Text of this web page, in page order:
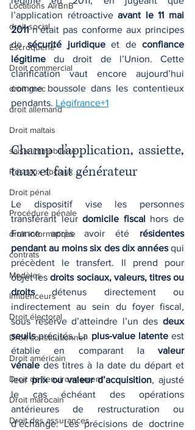
Locations AirBnB
droit social
Escroquerie
Droit commercial
droit grec
droit allemand
Droit maltais
saisie immobilière
Réseaux sociaux
Droit pénal
Procédure pénale
droit informatique
contrats
Modèles
Influenceurs
Droit électoral
Droit constitutionnel
Droit américain
Droit de l'environnement
Droit marocain
Droit des assurances
l’application rétroactive avant le 11 mai
2011 n’était pas conforme aux principes
de sécurité juridique et de confiance
légitime du droit de l’Union. Cette
clarification vaut encore aujourd’hui
comme boussole dans les contentieux
pendants. Légifrance+1
Champ d’application, assiette,
taux et fait générateur
Le dispositif vise les personnes
transférant leur domicile fiscal hors de
France après avoir été résidentes
pendant au moins six des dix années qui
précèdent le transfert. Il prend pour
objet les droits sociaux, valeurs, titres ou
droits détenus directement ou
indirectement au sein du foyer fiscal,
sous réserve d’atteindre l’un des deux
seuils précités. La plus-value latente est
établie en comparant la valeur
vénale des titres à la date du départ et
leur prix ou valeur d’acquisition, ajusté
le cas échéant des opérations
antérieures de restructuration ou
d’échange. Les précisions de doctrine